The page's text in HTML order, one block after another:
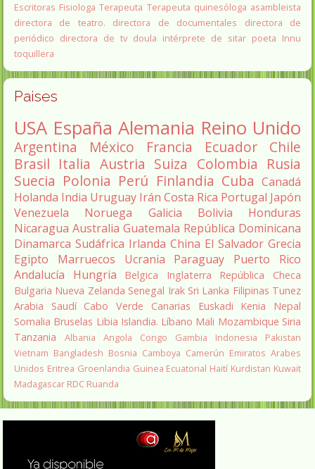
Escritoras Fisiologa Terapeuta Terapeuta quinesóloga asambleista
directora de teatro.
directora de documentales
directora de
periódico directora de tv doula intérprete de sitar poeta Innu
toquillera
Paises
USA España Alemania Reino Unido
Argentina México Francia Ecuador
Chile
Brasil Italia Austria Suiza Colombia Rusia
Suecia Polonia Perú Finlandia Cuba Canadá
Holanda India Uruguay Irán Costa Rica Portugal Japón
Venezuela
Noruega Galicia Bolivia
Honduras
Nicaragua Australia Guatemala República Dominicana
Dinamarca Sudáfrica Irlanda China El Salvador Grecia
Egipto
Marruecos Ucrania Paraguay
Puerto Rico
Andalucía
Hungria Belgica Inglaterra
República Checa
Bulgaria Nueva Zelanda Senegal Irak Sri Lanka Filipinas Tunez
Arabia Saudí Cabo Verde Canarias Euskadi Kenia
Nepal
Somalia Bruselas Libia Islandia. Líbano Mali Mozambique Siria
Tanzania
Albania Angola Congo Gambia Indonesia
Pakistan
Vietnam Bangladesh Bosnia Camboya Camerún Emiratos Arabes
Unidos Eritrea Groenlandia Guinea Ecuatorial Haití Kurdistan Kuwait
Madagascar RDC Ruanda